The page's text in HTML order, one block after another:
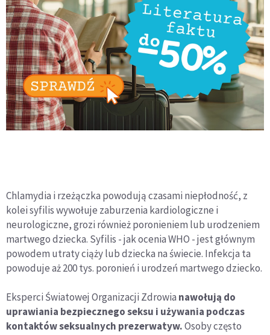
Chlamydia i rzeżączka powodują czasami niepłodność, z
kolei syfilis wywołuje zaburzenia kardiologiczne i
neurologiczne, grozi również poronieniem lub urodzeniem
martwego dziecka. Syfilis - jak ocenia WHO - jest głównym
powodem utraty ciąży lub dziecka na świecie. Infekcja ta
powoduje aż 200 tys. poronień i urodzeń martwego dziecko.
Eksperci Światowej Organizacji Zdrowia nawołują do
uprawiania bezpiecznego seksu i używania podczas
kontaktów seksualnych prezerwatyw.Osoby często